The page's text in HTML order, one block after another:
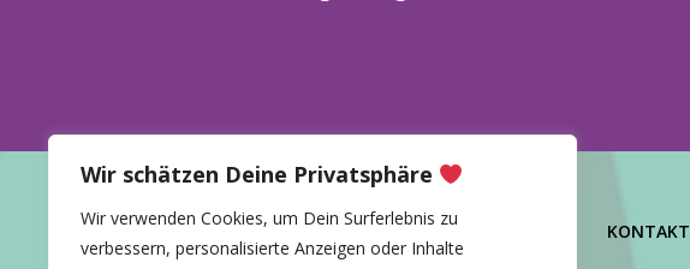
Wir schätzen Deine Privatsphäre
Wir verwenden Cookies, um Dein Surferlebnis zu
verbessern, personalisierte Anzeigen oder Inhalte
KONTAKT